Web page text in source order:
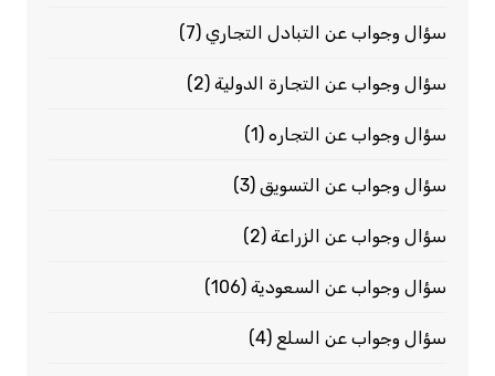
سؤال وجواب عن التبادل التجاري(7)
سؤال وجواب عن التجارة الدولية(2)
سؤال وجواب عن التجاره(1)
سؤال وجواب عن التسويق(3)
سؤال وجواب عن الزراعة(2)
سؤال وجواب عن السعودية(106)
سؤال وجواب عن السلع (4)